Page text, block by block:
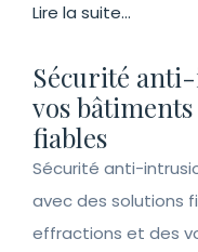
Lire la suite...
Sécurité
vos
fiables
Sécurité anti-
avec des solutions
effractions et des